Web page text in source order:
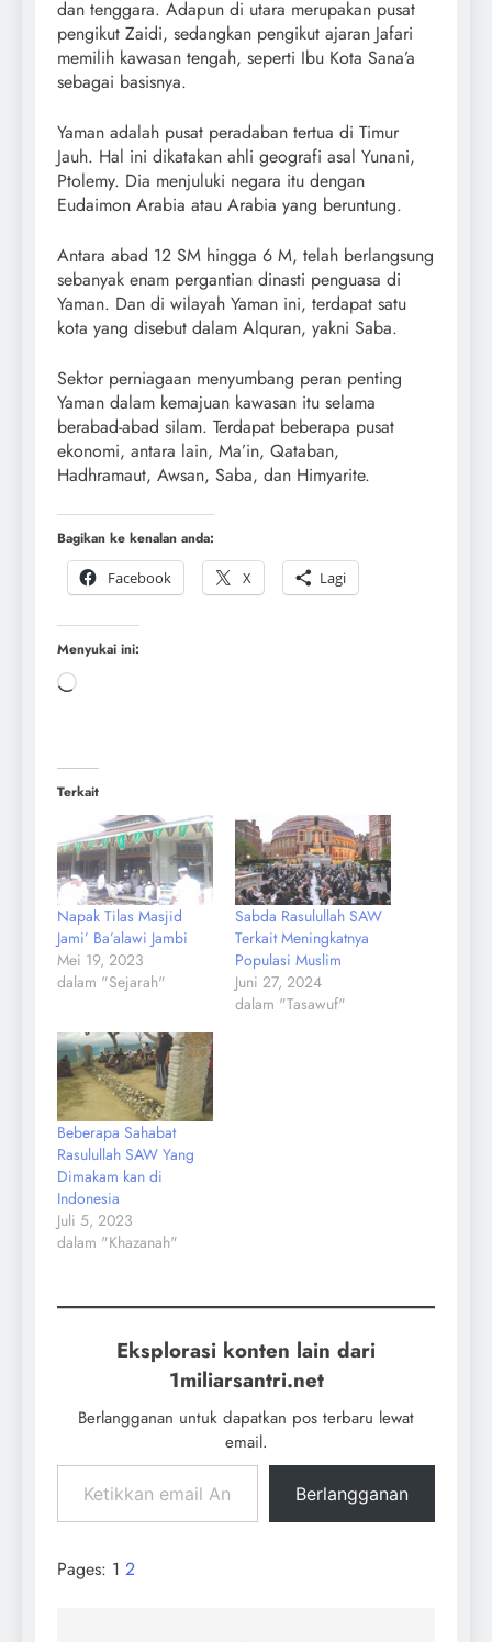
dan tenggara. Adapun di utara merupakan pusat
pengikut Zaidi, sedangkan pengikut ajaran Jafari
memilih kawasan tengah, seperti Ibu Kota Sana’a
sebagai basisnya.
Yaman adalah pusat peradaban tertua di Timur
Jauh. Hal ini dikatakan ahli geografi asal Yunani,
Ptolemy. Dia menjuluki negara itu dengan
Eudaimon Arabia atau Arabia yang beruntung.
Antara abad 12 SM hingga 6 M, telah berlangsung
sebanyak enam pergantian dinasti penguasa di
Yaman. Dan di wilayah Yaman ini, terdapat satu
kota yang disebut dalam Alquran, yakni Saba.
Sektor perniagaan menyumbang peran penting
Yaman dalam kemajuan kawasan itu selama
berabad-abad silam. Terdapat beberapa pusat
ekonomi, antara lain, Ma’in, Qataban,
Hadhramaut, Awsan, Saba, dan Himyarite.
Bagikan ke kenalan anda:
Facebook
X Lagi
Menyukai ini:
Terkait
Napak Tilas Masjid
Jami’ Ba’alawi Jambi
Mei 19, 2023
dalam "Sejarah"
Sabda Rasulullah SAW
Terkait Meningkatnya
Populasi Muslim
Juni 27, 2024
dalam "Tasawuf"
Beberapa Sahabat
Rasulullah SAW Yang
Dimakam kan di
Indonesia
Juli 5, 2023
dalam "Khazanah"
Eksplorasi konten lain dari
1miliarsantri.net
Berlangganan untuk dapatkan pos terbaru lewat
email.
Berlangganan
Pages: 1 2